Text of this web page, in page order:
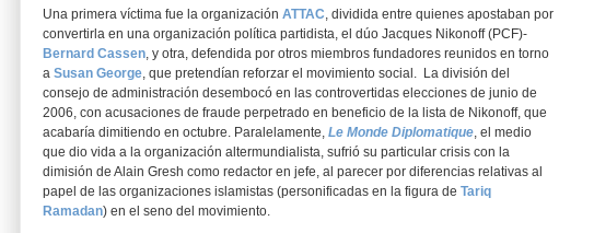
Una primera víctima fue la organización ATTAC , dividida entre quienes apostaban por
convertirla en una organización política partidista, el dúo Jacques Nikonoff (PCF)-
Bernard Cassen , y otra, defendida por otros miembros fundadores reunidos en torno
a Susan George , que pretendían reforzar el movimiento social. La división del
consejo de administración desembocó en las controvertidas elecciones de junio de
2006, con acusaciones de fraude perpetrado en beneficio de la lista de Nikonoff, que
acabaría dimitiendo en octubre. Paralelamente, Le Monde Diplomatique , el medio
que dio vida a la organización altermundialista, sufrió su particular crisis con la
dimisión de Alain Gresh como redactor en jefe, al parecer por diferencias relativas al
papel de las organizaciones islamistas (personificadas en la figura de Tariq
Ramadan) en el seno del movimiento.